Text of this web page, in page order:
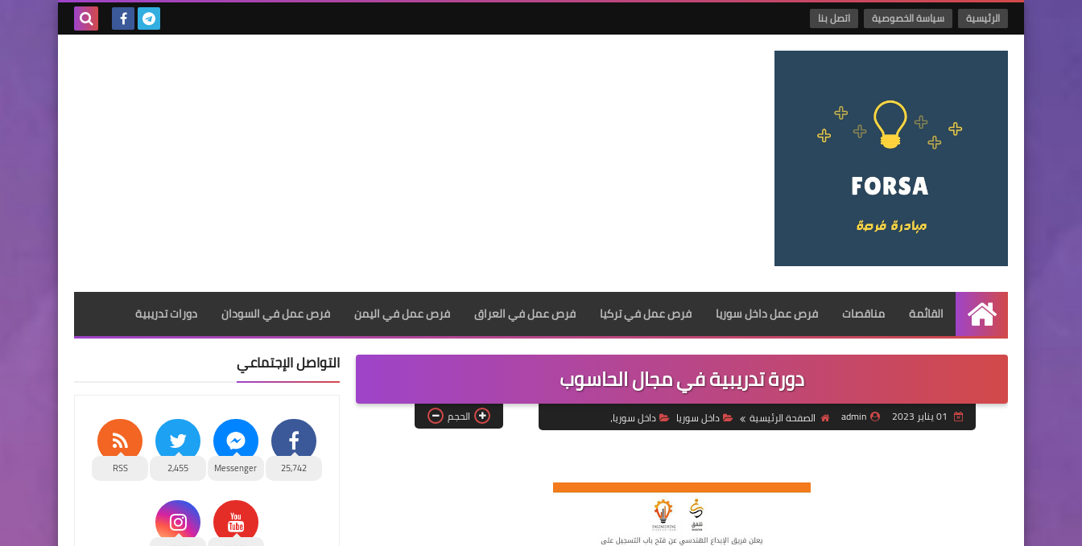
الرئيسية سياسة الخصوصية اتصل بنا
الرئيسية
القائمة مناقصات فرص عمل داخل سوريا فرص عمل في تركيا فرص عمل في العراق فرص عمل في اليمن فرص عمل في السودان دورات تدريبية
دورة تدريبية في مجال الحاسوب
admin الصفحة الرئيسية داخل سوريا داخل سوريا، الحجم
التواصل الإجتماعي
25,742
Messenger
2,455
RSS